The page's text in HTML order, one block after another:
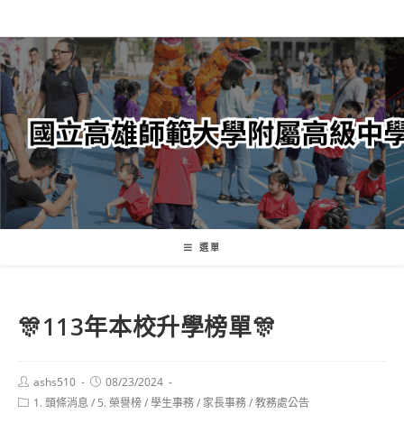
轉
至
主
內
容
選單
🎊113年本校升學榜單🎊
Post
author:
ashs510
Post
published:
08/23/2024
Post1. 頭條消息 / 5. 榮譽榜/學生事務/ 家長事務/教務處公告